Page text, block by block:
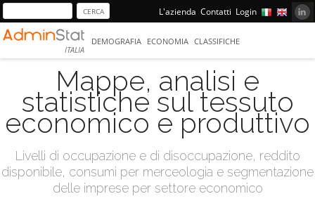
L'azienda Contatti Login
ITALIA
DEMOGRAFIA ECONOMIA CLASSIFICHE
Mappe, analisi e
statistiche sul tessuto
economico e produttivo
Livelli di occupazione e di disoccupazione, reddito
disponibile, consumi per merceologia e segmentazione
delle imprese per settore economico